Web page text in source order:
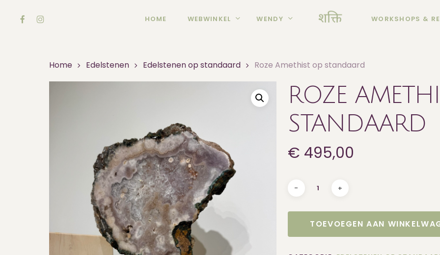
HOME WEBWINKEL WENDY WORKSHOPS &
FACEBOOKINSTAGRAM
Home Edelstenen Edelstenen op standaard Roze Amethist op standaard
ROZE
STANDAARD
€ 495,00
TOEVOEGEN AAN